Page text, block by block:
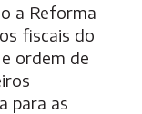
a Reforma
fiscais do
ordem de
para as